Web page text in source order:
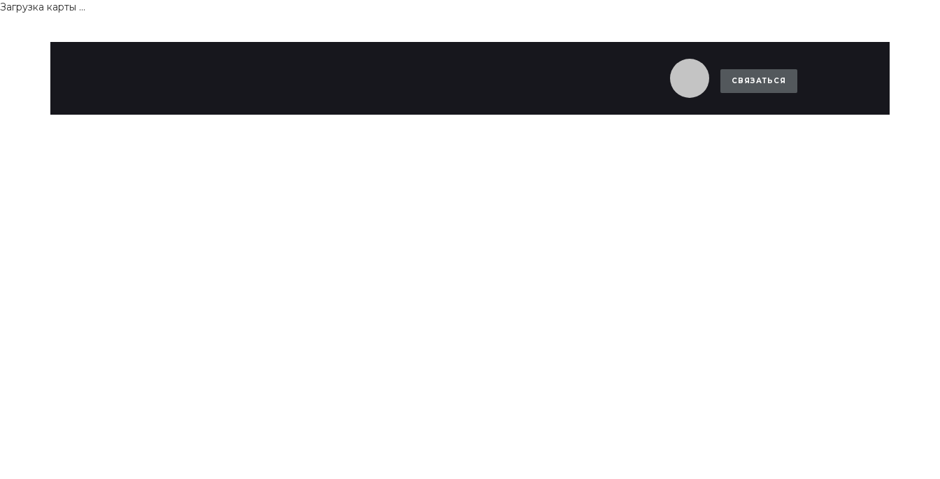
СВЯЗАТЬСЯ
Загрузка карты ...